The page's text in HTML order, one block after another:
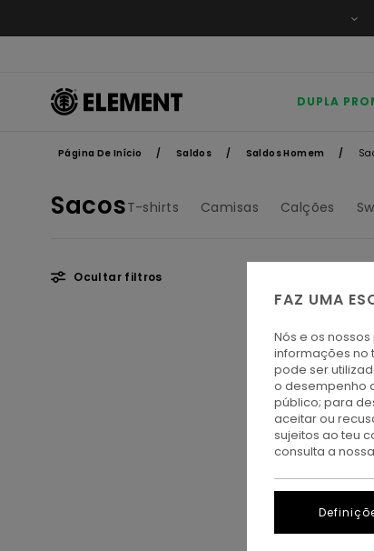
a
DUPLA
Página De Início Saldos Saldos Homem
SacosT-shirts Camisas Calções
Ocultar filtros
para
procurar
critérios
de
filtragem
para
ordenar
por
FAZ UMA
Nós e os
informações no
pode ser
o desempenho
público; para
aceitar ou
sujeitos ao teu
consulta a nossa